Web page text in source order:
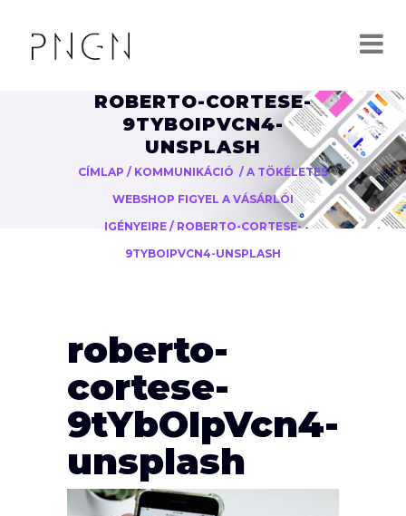
ROBERTO-CORTESE-
9TYBOIPVCN4-
UNSPLASH
CÍMLAP / KOMMUNIKÁCIÓ / A TÖKÉLETES
WEBSHOP FIGYEL A VÁSÁRLÓI
IGÉNYEIRE / ROBERTO-CORTESE-
9TYBOIPVCN4-UNSPLASH
roberto-
cortese-
9tYbOIpVcn4-
unsplash